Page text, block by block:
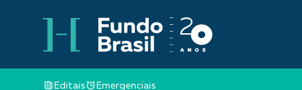
Editais Emergenciais